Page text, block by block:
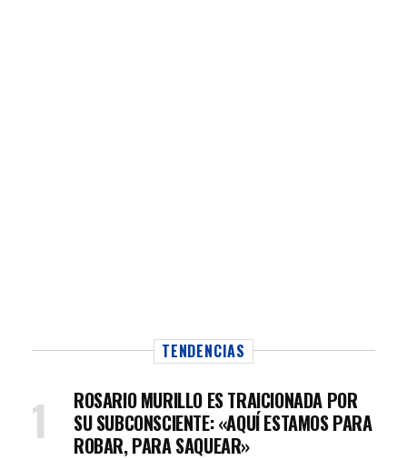
TENDENCIAS
ROSARIO MURILLO ES TRAICIONADA POR
SU SUBCONSCIENTE: «AQUÍ ESTAMOS PARA
ROBAR, PARA SAQUEAR»